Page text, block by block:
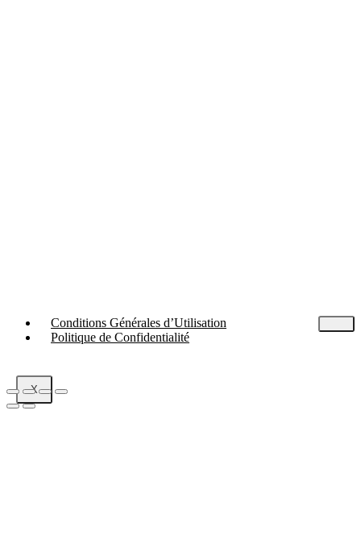
Conditions Générales d’Utilisation
Politique de Confidentialité
X